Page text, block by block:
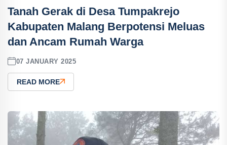
Tanah Gerak di Desa Tumpakrejo
Kabupaten Malang Berpotensi Meluas
dan Ancam Rumah Warga
07 JANUARY 2025
READ MORE